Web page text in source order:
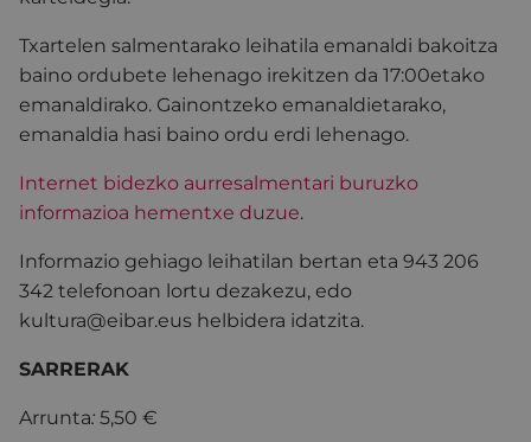
Txartelen salmentarako leihatila emanaldi bakoitza
baino ordubete lehenago irekitzen da 17:00etako
emanaldirako. Gainontzeko emanaldietarako,
emanaldia hasi baino ordu erdi lehenago.
Internet bidezko aurresalmentari buruzko
informazioa hementxe duzue.
Informazio gehiago leihatilan bertan eta 943 206
342 telefonoan lortu dezakezu, edo
kultura@eibar.eus helbidera idatzita.
SARRERAK
Arrunta: 5,50 €